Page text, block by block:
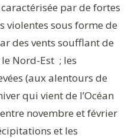
par de fortes
sous forme de
des vents soufflant de
Nord-Est ; les
(aux alentours de
qui vient de l’Océan
novembre et février
et les